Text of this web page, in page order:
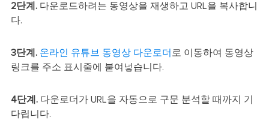
2단계. 다운로드하려는 동영상을 재생하고 URL을 복사합니
다.
3단계. 온라인 유튜브 동영상 다운로더 로 이동하여 동영상
링크를 주소 표시줄에 붙여넣습니다.
4단계. 다운로더가 URL을 자동으로 구문 분석할 때까지 기
다립니다.